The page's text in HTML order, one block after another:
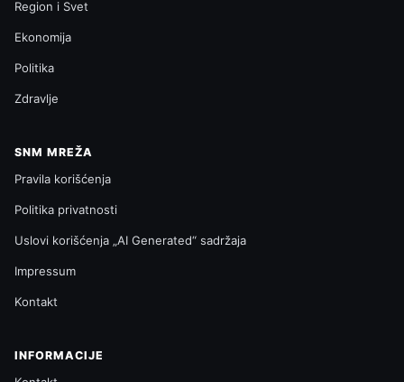
Region i Svet
Ekonomija
Politika
Zdravlje
SNM MREŽA
Pravila korišćenja
Politika privatnosti
Uslovi korišćenja „AI Generated“ sadržaja
Impressum
Kontakt
INFORMACIJE